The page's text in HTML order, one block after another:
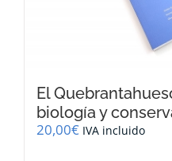
El
biología y
20,00€ IVA incluido